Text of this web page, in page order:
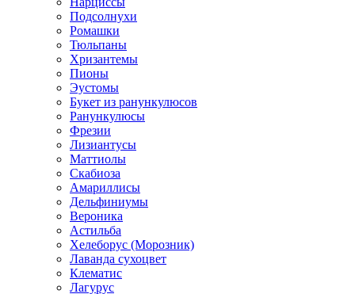
Подсолнухи
Ромашки
Тюльпаны
Хризантемы
Пионы
Эустомы
Букет из ранункулюсов
Ранункулюсы
Фрезии
Лизиантусы
Маттиолы
Скабиоза
Амариллисы
Дельфиниумы
Вероника
Астильба
Хелеборус (Морозник)
Лаванда сухоцвет
Клематис
Лагурус